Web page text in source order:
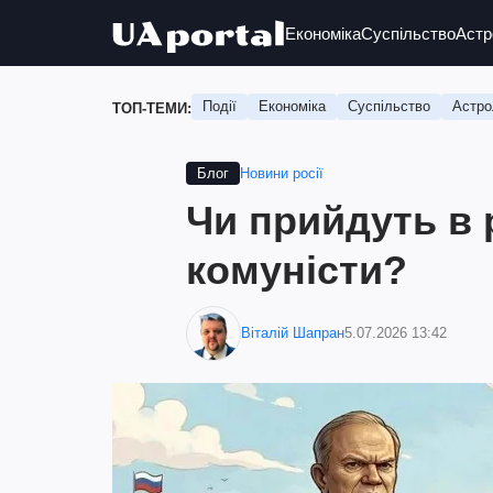
ЕкономікаСуспільство
ТОП-ТЕМИ: Події Економіка Суспільство
Блог Новини росії
Чи прийдуть в
комуністи?
Віталій Шапран5.07.2026 13:42